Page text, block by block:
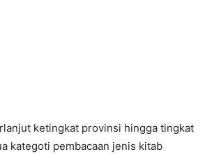
ketingkat provinsi hingga tingkat
kategoti pembacaan jenis kitab